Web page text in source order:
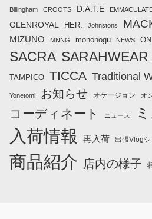
Billingham CROOTS D.A.T.E
GLENROYAL HER. Johnstons
MIZUNO MNNG mononogu NEWS
SACRA SARAHWEAR
TAMPICO TICCA Traditional
Yonetomi お知らせ オケージョン オ
コーディネート ニュース
入荷情報 再入荷 出張Vlog
商品紹介 店内の様子